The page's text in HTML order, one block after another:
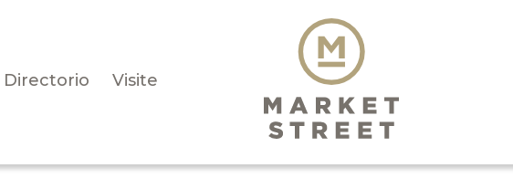
Directorio Visite